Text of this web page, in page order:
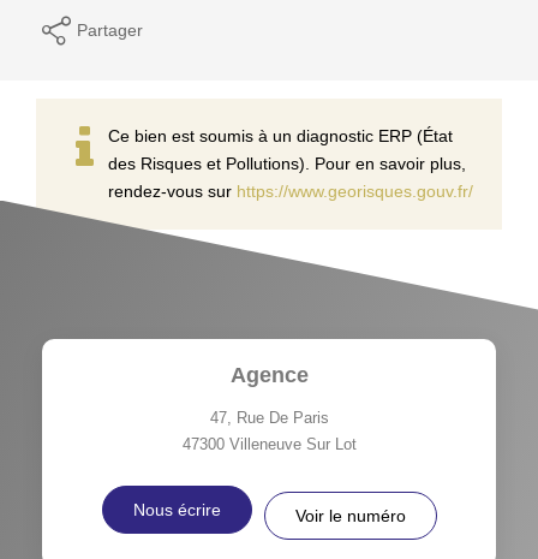
Partager
Ce bien est soumis à un diagnostic ERP (État
des Risques et Pollutions). Pour en savoir plus,
rendez-vous sur https://www.georisques.gouv.fr/
Agence
47, Rue De Paris
47300 Villeneuve Sur Lot
Nous écrire Voir le numéro